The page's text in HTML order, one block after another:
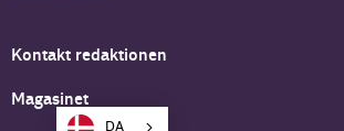
Kontakt redaktionen
Magasinet
DA